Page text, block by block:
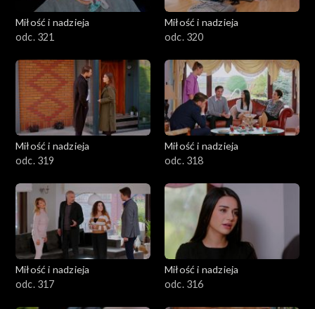
Miłość i nadzieja
odc. 321
Miłość i nadzieja
odc. 320
Miłość i nadzieja
odc. 319
Miłość i nadzieja
odc. 318
Miłość i nadzieja
odc. 317
Miłość i nadzieja
odc. 316